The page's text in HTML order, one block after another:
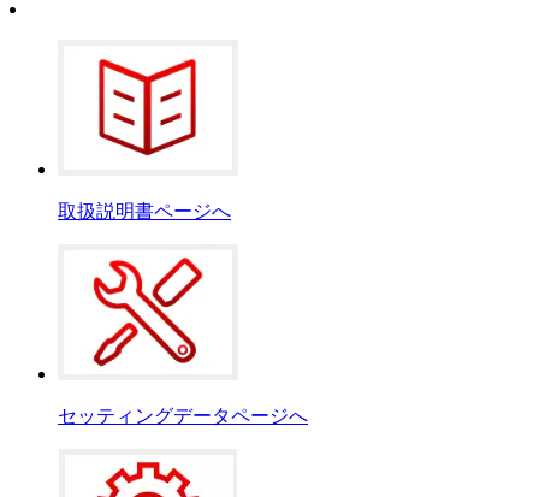
取扱説明書ページへ
セッティングデータページへ